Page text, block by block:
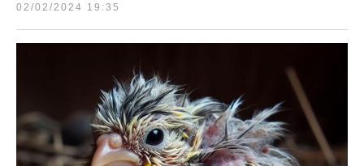
02/02/2024 19:35